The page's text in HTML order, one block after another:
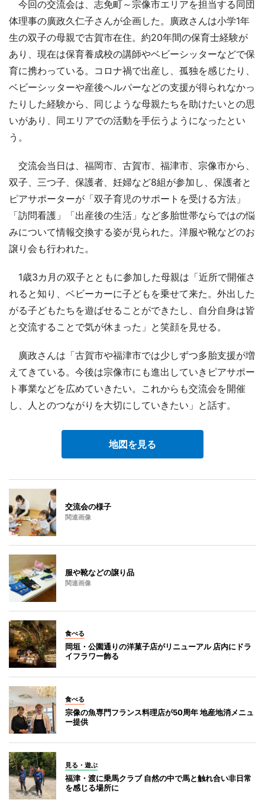
今回の交流会は、志免町～宗像市エリアを担当する同団
体理事の廣政久仁子さんが企画した。廣政さんは小学1年
生の双子の母親で古賀市在住。約20年間の保育士経験が
あり、現在は保育養成校の講師やベビーシッターなどで保
育に携わっている。コロナ禍で出産し、孤独を感じたり、
ベビーシッターや産後ヘルパーなどの支援が得られなかっ
たりした経験から、同じような母親たちを助けたいとの思
いがあり、同エリアでの活動を手伝うようになったとい
う。
交流会当日は、福岡市、古賀市、福津市、宗像市から、
双子、三つ子、保護者、妊婦など8組が参加し、保護者と
ピアサポーターが「双子育児のサポートを受ける方法」
「訪問看護」「出産後の生活」など多胎世帯ならではの悩
みについて情報交換する姿が見られた。洋服や靴などのお
譲り会も行われた。
1歳3カ月の双子とともに参加した母親は「近所で開催さ
れると知り、ベビーカーに子どもを乗せて来た。外出した
がる子どもたちを遊ばせることができたし、自分自身は皆
と交流することで気が休まった」と笑顔を見せる。
廣政さんは「古賀市や福津市では少しずつ多胎支援が増
えてきている。今後は宗像市にも進出していきピアサポー
ト事業などを広めていきたい。これからも交流会を開催
し、人とのつながりを大切にしていきたい」と話す。
地図を見る
交流会の様子
関連画像
服や靴などの譲り品
関連画像
食べる
岡垣・公園通りの洋菓子店がリニューアル 店内にドラ
イフラワー飾る
食べる
宗像の魚専門フランス料理店が50周年 地産地消メニュ
ー提供
見る・遊ぶ
福津・渡に乗馬クラブ 自然の中で馬と触れ合い非日常
を感じる場所に